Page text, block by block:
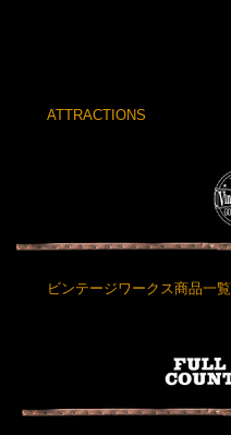
ATTRACTIONS
ビンテージワークス商品一覧